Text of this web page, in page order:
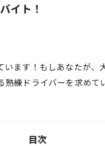
イト！
ます！もしあなたが
練ドライバーを求めて
目次